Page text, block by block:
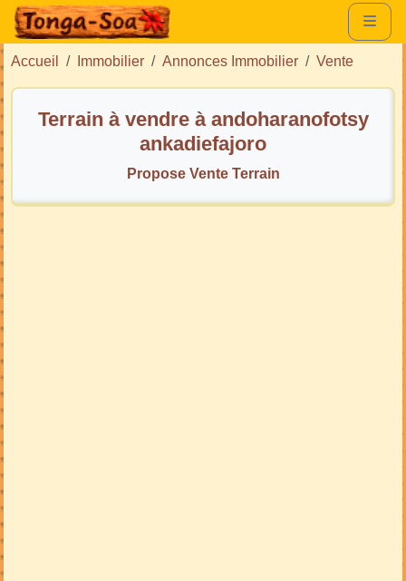
Accueil Immobilier Annonces Immobilier Vente
Terrain à vendre à andoharanofotsy
ankadiefajoro
Propose Vente Terrain